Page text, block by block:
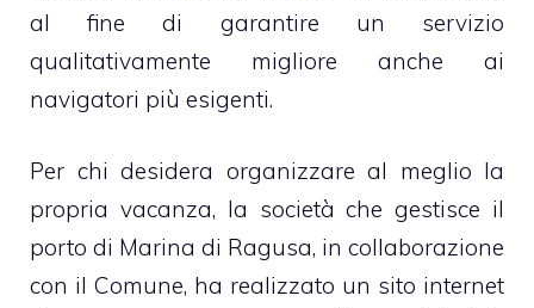
al fine di garantire un servizio
qualitativamente migliore anche ai
navigatori più esigenti.
Per chi desidera organizzare al meglio la
propria vacanza, la società che gestisce il
porto di Marina di Ragusa, in collaborazione
con il Comune, ha realizzato un sito internet